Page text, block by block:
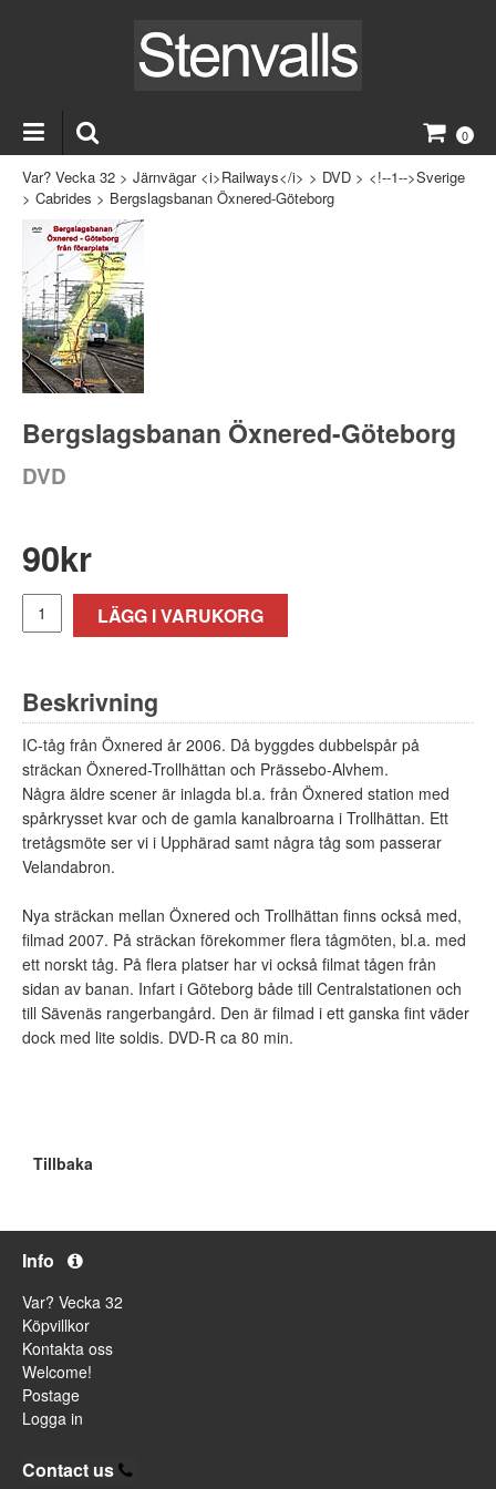
0
Var? Vecka 32 > Järnvägar <i>Railways</i> > DVD > <!--1-->Sverige
> Cabrides > Bergslagsbanan Öxnered-Göteborg
Bergslagsbanan Öxnered-Göteborg
DVD
90kr
LÄGG I VARUKORG
Beskrivning
IC-tåg från Öxnered år 2006. Då byggdes dubbelspår på
sträckan Öxnered-Trollhättan och Prässebo-Alvhem.
Några äldre scener är inlagda bl.a. från Öxnered station med
spårkrysset kvar och de gamla kanalbroarna i Trollhättan. Ett
tretågsmöte ser vi i Upphärad samt några tåg som passerar
Velandabron.
Nya sträckan mellan Öxnered och Trollhättan finns också med,
filmad 2007. På sträckan förekommer flera tågmöten, bl.a. med
ett norskt tåg. På flera platser har vi också filmat tågen från
sidan av banan. Infart i Göteborg både till Centralstationen och
till Sävenäs rangerbangård. Den är filmad i ett ganska fint väder
dock med lite soldis. DVD-R ca 80 min.
Tillbaka
Info
Var? Vecka 32
Köpvillkor
Kontakta oss
Welcome!
Postage
Logga in
Contact us